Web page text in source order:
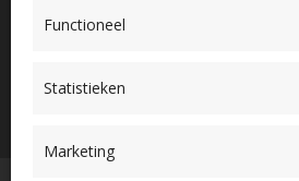
Functioneel
Statistieken
Marketing